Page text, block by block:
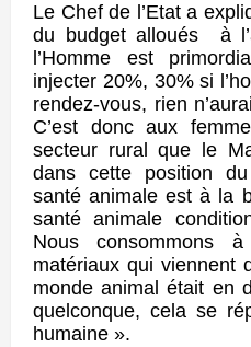
Le Chef de l’Etat a
du budget alloués à
l’Homme est
injecter 20%, 30% si
rendez-vous, rien
C’est donc aux
secteur rural que le
dans cette position
santé animale est à la
santé animale
Nous consommons
matériaux qui viennent
monde animal était en
quelconque, cela se
humaine ».